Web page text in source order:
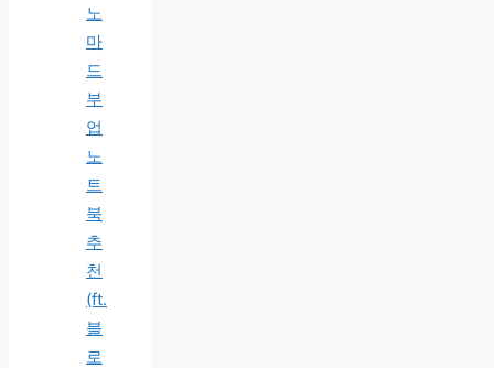
노
마
드
부
업
노
트
북
추
천
(ft.
블
로